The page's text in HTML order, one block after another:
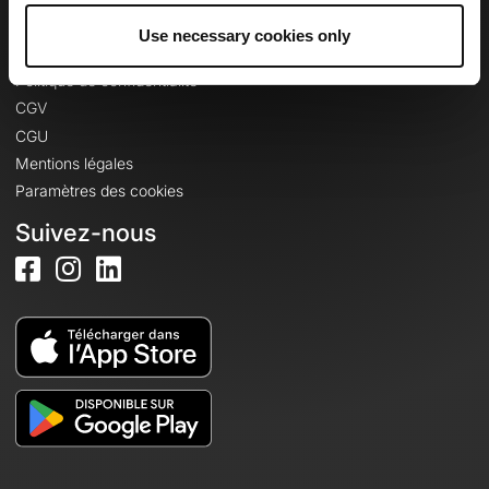
Use necessary cookies only
Informations légales
Politique de confidentialité
CGV
CGU
Mentions légales
Paramètres des cookies
Suivez-nous